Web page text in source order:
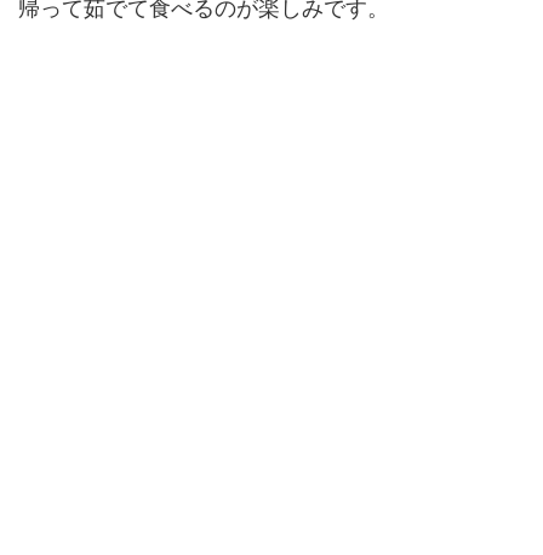
帰って茹でて食べるのが楽しみです。